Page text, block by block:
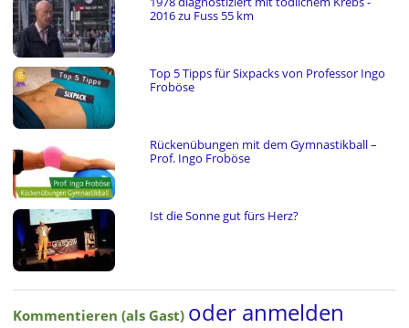
2016 zu Fuss 55 km
Top 5 Tipps für Sixpacks von Professor Ingo
Froböse
Rückenübungen mit dem Gymnastikball –
Prof. Ingo Froböse
Ist die Sonne gut fürs Herz?
Kommentieren (als Gast) oder anmelden